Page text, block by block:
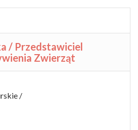
/ Przedstawiciel
Zwierząt
/